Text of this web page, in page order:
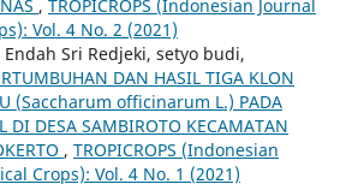
, TROPICROPS (Indonesian Journal
Vol. 4 No. 2 (2021)
Sri Redjeki, setyo budi,
DAN HASIL TIGA KLON
(Saccharum officinarum L.) PADA
DI DESA SAMBIROTO KECAMATAN
, TROPICROPS (Indonesian
Crops): Vol. 4 No. 1 (2021)